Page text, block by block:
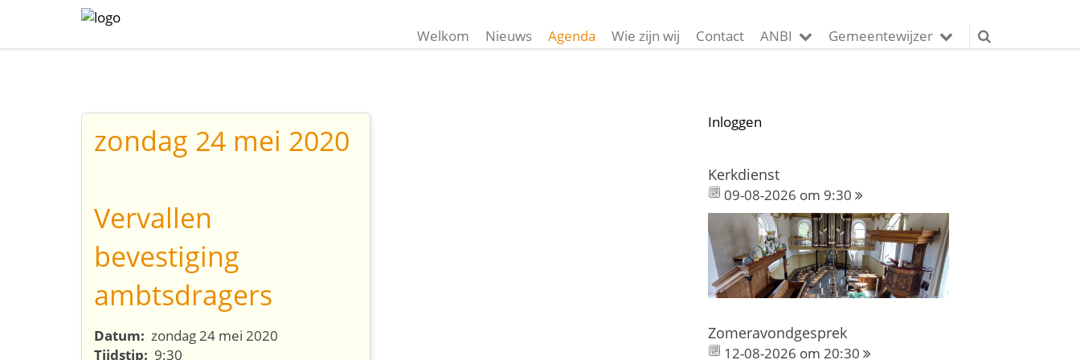
Welkom Nieuws Agenda Wie zijn wij Contact ANBI Gemeentewijzer
zondag 24 mei 2020
Vervallen
bevestiging
ambtsdragers
Datum: zondag 24 mei 2020
Tijdstip: 9:30
Inloggen
Kerkdienst
09-08-2026 om 9:30
Zomeravondgesprek
12-08-2026 om 20:30